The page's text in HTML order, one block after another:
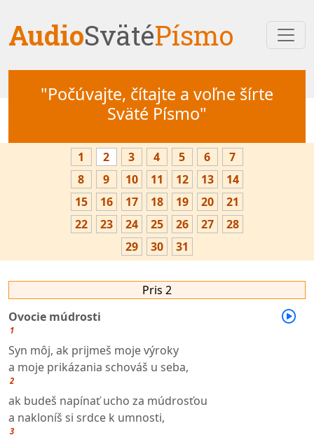
AudioSvätéPísmo
"Počúvajte, čítajte a voľne šírte
Sväté Písmo"
1 2 3 4 5 6
7
8
9 10 11 12 13
14
15
16 17 18 19 20
21
22
23 24 25 26 27
28
29
30 31
Pris 2
Ovocie múdrosti
1
Syn môj, ak prijmeš moje výroky
a moje prikázania schováš u seba,
2
ak budeš napínať ucho za múdrosťou
a nakloníš si srdce k umnosti,
3